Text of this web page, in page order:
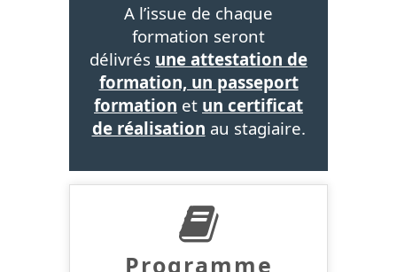
A l’issue de chaque
formation seront
délivrés une attestation de
formation, un passeport
formation et un certificat
de réalisation au stagiaire.
Programme